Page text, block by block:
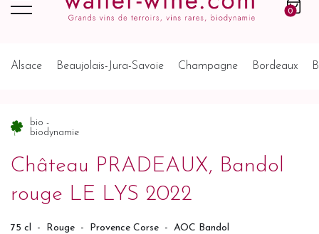
0
Alsace Beaujolais-Jura-Savoie Champagne Bordeaux
bio -
biodynamie
Château PRADEAUX, Bandol
rouge LE LYS 2022
75 cl - Rouge - Provence Corse - AOC Bandol